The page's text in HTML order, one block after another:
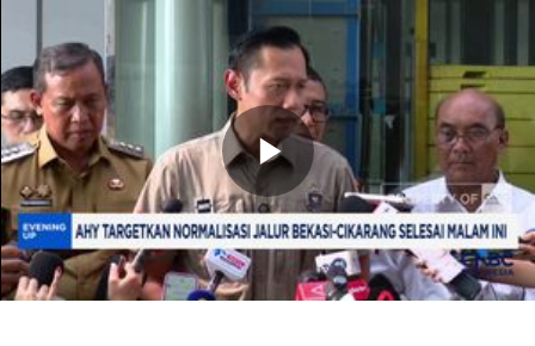
Memutarkan
Video